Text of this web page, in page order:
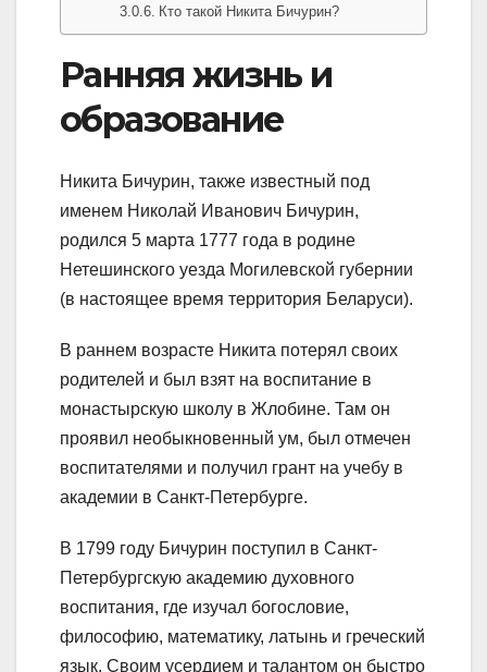
Кто такой Никита Бичурин?
Ранняя жизнь и
образование
Никита Бичурин, также известный под
именем Николай Иванович Бичурин,
родился 5 марта 1777 года в родине
Нетешинского уезда Могилевской губернии
(в настоящее время территория Беларуси).
В раннем возрасте Никита потерял своих
родителей и был взят на воспитание в
монастырскую школу в Жлобине. Там он
проявил необыкновенный ум, был отмечен
воспитателями и получил грант на учебу в
академии в Санкт-Петербурге.
В 1799 году Бичурин поступил в Санкт-
Петербургскую академию духовного
воспитания, где изучал богословие,
философию, математику, латынь и греческий
язык. Своим усердием и талантом он быстро